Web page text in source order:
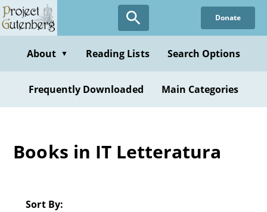
Skip
to
content
Donate
About ▼ Reading Lists Search Options
Frequently Downloaded Main Categories
Books in IT Letteratura
Sort By: